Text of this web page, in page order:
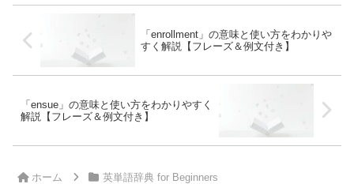
「enrollment」の意味と使い方をわかりや
すく解説【フレーズ＆例文付き】
「ensue」の意味と使い方をわかりやすく
解説【フレーズ＆例文付き】
ホーム 英単語辞典 for Beginners